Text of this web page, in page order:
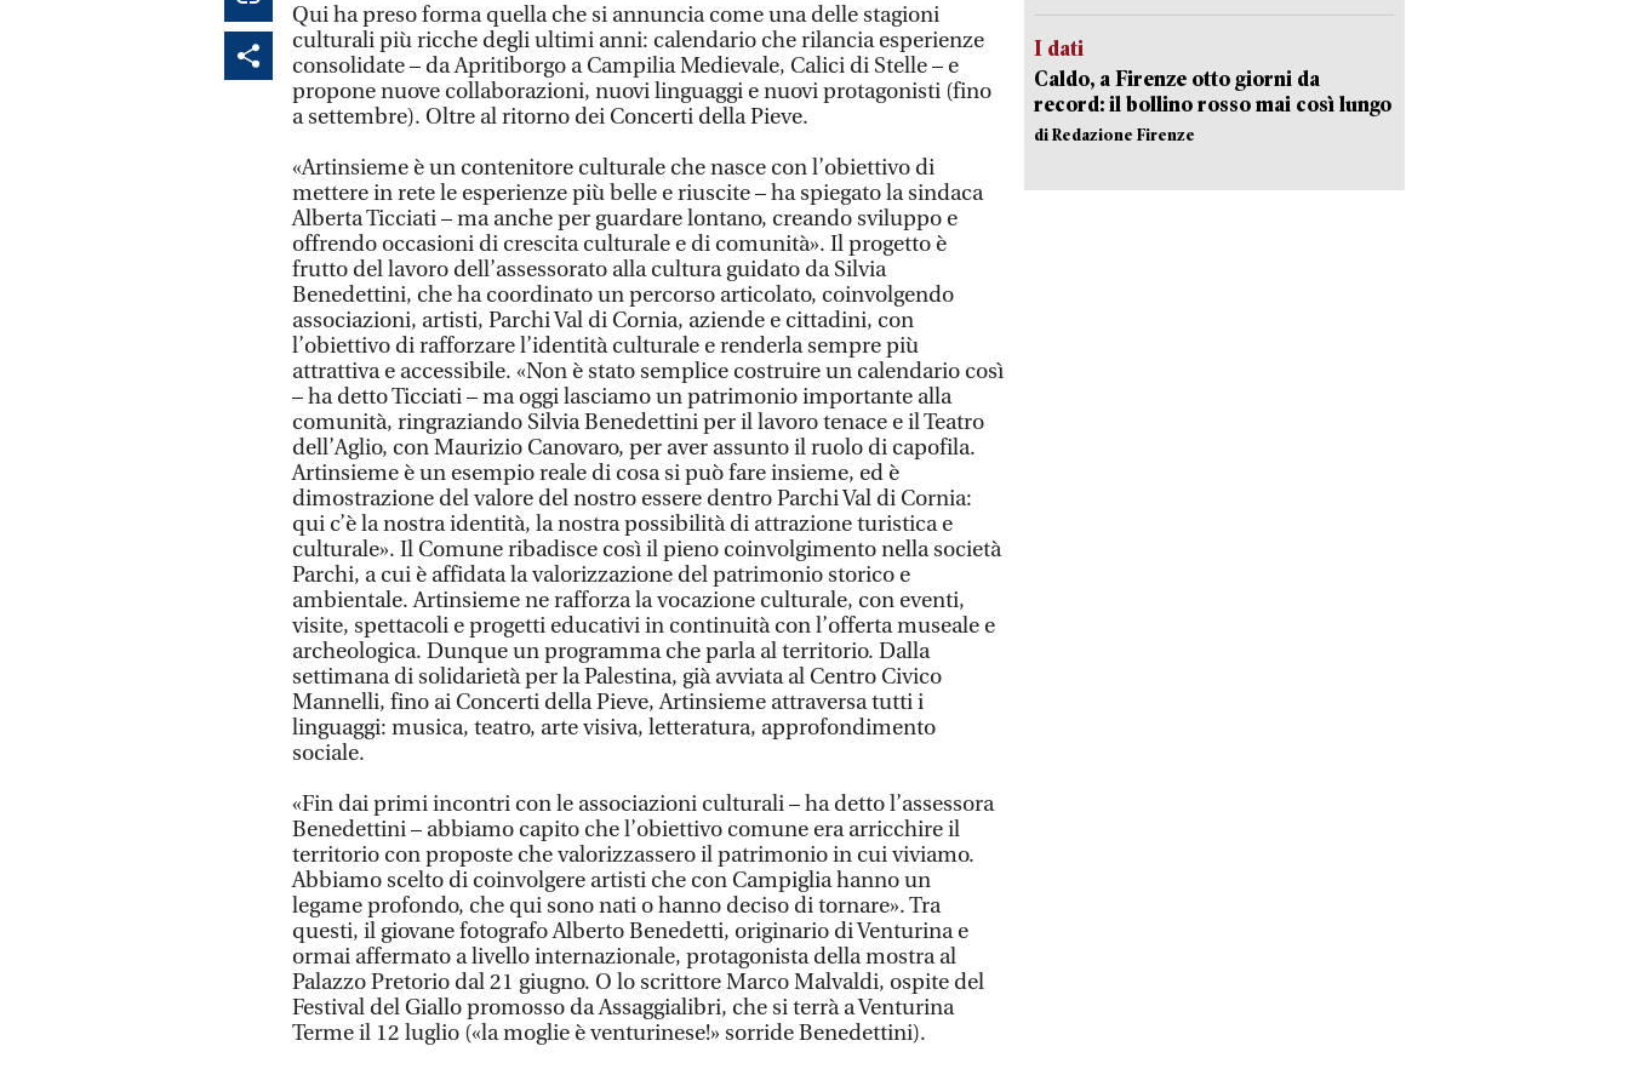
Qui ha preso forma quella che si annuncia come una delle stagioni
culturali più ricche degli ultimi anni: calendario che rilancia esperienze
consolidate – da Apritiborgo a Campilia Medievale, Calici di Stelle – e
propone nuove collaborazioni, nuovi linguaggi e nuovi protagonisti (fino
a settembre). Oltre al ritorno dei Concerti della Pieve.
«Artinsieme è un contenitore culturale che nasce con l’obiettivo di
mettere in rete le esperienze più belle e riuscite – ha spiegato la sindaca
Alberta Ticciati – ma anche per guardare lontano, creando sviluppo e
offrendo occasioni di crescita culturale e di comunità». Il progetto è
frutto del lavoro dell’assessorato alla cultura guidato da Silvia
Benedettini, che ha coordinato un percorso articolato, coinvolgendo
associazioni, artisti, Parchi Val di Cornia, aziende e cittadini, con
l’obiettivo di rafforzare l’identità culturale e renderla sempre più
attrattiva e accessibile. «Non è stato semplice costruire un calendario così
– ha detto Ticciati – ma oggi lasciamo un patrimonio importante alla
comunità, ringraziando Silvia Benedettini per il lavoro tenace e il Teatro
dell’Aglio, con Maurizio Canovaro, per aver assunto il ruolo di capofila.
Artinsieme è un esempio reale di cosa si può fare insieme, ed è
dimostrazione del valore del nostro essere dentro Parchi Val di Cornia:
qui c’è la nostra identità, la nostra possibilità di attrazione turistica e
culturale». Il Comune ribadisce così il pieno coinvolgimento nella società
Parchi, a cui è affidata la valorizzazione del patrimonio storico e
ambientale. Artinsieme ne rafforza la vocazione culturale, con eventi,
visite, spettacoli e progetti educativi in continuità con l’offerta museale e
archeologica. Dunque un programma che parla al territorio. Dalla
settimana di solidarietà per la Palestina, già avviata al Centro Civico
Mannelli, fino ai Concerti della Pieve, Artinsieme attraversa tutti i
linguaggi: musica, teatro, arte visiva, letteratura, approfondimento
sociale.
«Fin dai primi incontri con le associazioni culturali – ha detto l’assessora
Benedettini – abbiamo capito che l’obiettivo comune era arricchire il
territorio con proposte che valorizzassero il patrimonio in cui viviamo.
Abbiamo scelto di coinvolgere artisti che con Campiglia hanno un
legame profondo, che qui sono nati o hanno deciso di tornare». Tra
questi, il giovane fotografo Alberto Benedetti, originario di Venturina e
ormai affermato a livello internazionale, protagonista della mostra al
Palazzo Pretorio dal 21 giugno. O lo scrittore Marco Malvaldi, ospite del
Festival del Giallo promosso da Assaggialibri, che si terrà a Venturina
Terme il 12 luglio («la moglie è venturinese!» sorride Benedettini).
I dati
Caldo, a Firenze otto giorni da
record: il bollino rosso mai così lungo
di Redazione Firenze